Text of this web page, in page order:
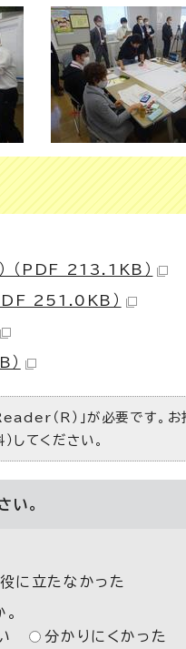
（PDF 213.1KB）
PDF 251.0KB）
（R）」が必要です。
してください。
い。
役に立たなかった
分かりにくかった